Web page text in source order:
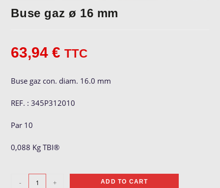
Buse gaz ø 16 mm
63,94€ TTC
Buse gaz con. diam. 16.0 mm
REF. : 345P312010
Par 10
0,088 Kg TBI®
- + ADD TO CART